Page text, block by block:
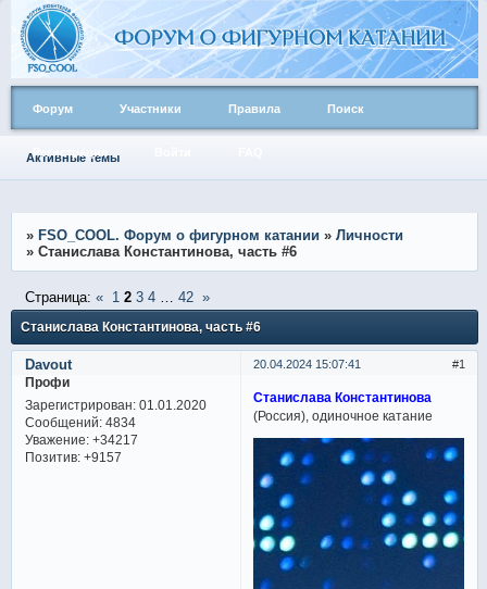
Форум Участники Правила Поиск
Активные темы
» FSO_COOL. Форум о фигурном катании » Личности
» Станислава Константинова, часть #6
Станислава Константинова, часть #6
Страница: « 1 2 3 4 42 »
1
20.04.2024 15:07:41
Davout
Профи
Зарегистрирован: 01.01.2020
Сообщений:4834
Уважение: +34217
Позитив: +9157
Станислава Константинова
(Россия), одиночное катание